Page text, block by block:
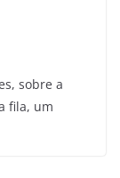
sobre a
fila, um